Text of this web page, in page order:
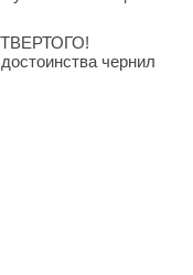
чернил